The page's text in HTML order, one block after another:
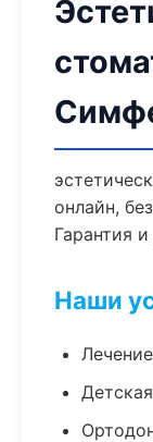
онлайн,
Гарантия
Наши